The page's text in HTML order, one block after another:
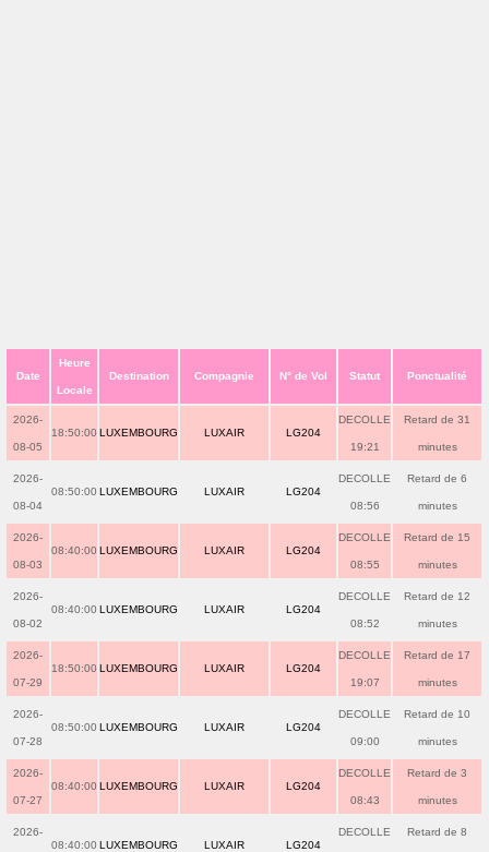
Date
Heure
Locale
Destination Compagnie N° de Vol Statut Ponctualité
2026-
08-05
18:50:00 LUXEMBOURG LUXAIR LG204
DECOLLE
19:21
Retard de 31
minutes
2026-
08-04
08:50:00 LUXEMBOURG LUXAIR LG204
DECOLLE
08:56
Retard de 6
minutes
2026-
08-03
08:40:00 LUXEMBOURG LUXAIR LG204
DECOLLE
08:55
Retard de 15
minutes
2026-
08-02
08:40:00 LUXEMBOURG LUXAIR LG204
DECOLLE
08:52
Retard de 12
minutes
2026-
07-29
18:50:00 LUXEMBOURG LUXAIR LG204
DECOLLE
19:07
Retard de 17
minutes
2026-
07-28
08:50:00 LUXEMBOURG LUXAIR LG204
DECOLLE
09:00
Retard de 10
minutes
2026-
07-27
08:40:00 LUXEMBOURG LUXAIR LG204
DECOLLE
08:43
Retard de 3
minutes
2026-
08:40:00 LUXEMBOURG LUXAIR LG204
DECOLLE Retard de 8